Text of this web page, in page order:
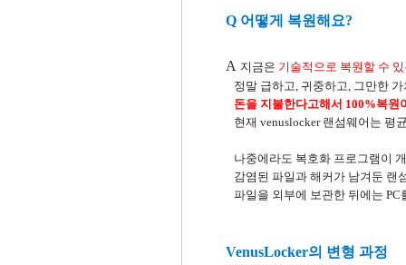
Q 어떻게 복원해요?
A 지금은 기술적으로 복원할 수
정말 급하고, 귀중하고, 그만한
돈을 지불한다고해서 100%복원
현재 venuslocker 랜섬웨어는 평
나중에라도 복호화 프로그램이
감염된 파일과 해커가 남겨둔 랜
파일을 외부에 보관한 뒤에는
VenusLocker의 변형 과정